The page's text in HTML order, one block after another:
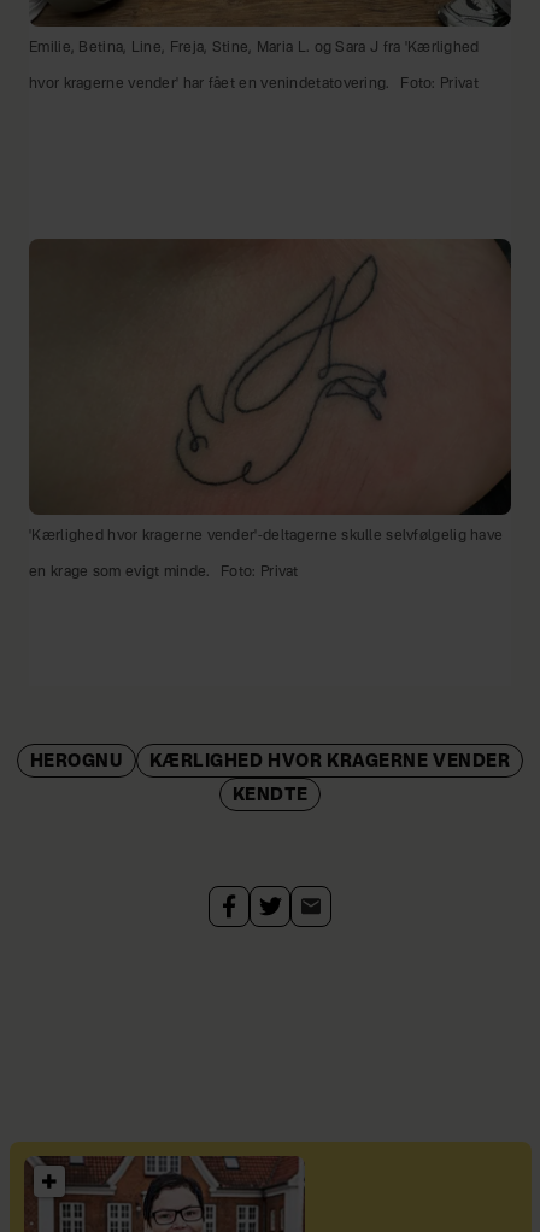
Emilie, Betina, Line, Freja, Stine, Maria L. og Sara J fra 'Kærlighed
hvor kragerne vender' har fået en venindetatovering. Foto: Privat
'Kærlighed hvor kragerne vender'-deltagerne skulle selvfølgelig have
en krage som evigt minde. Foto: Privat
HEROGNU
KÆRLIGHED HVOR KRAGERNE VENDER
KENDTE